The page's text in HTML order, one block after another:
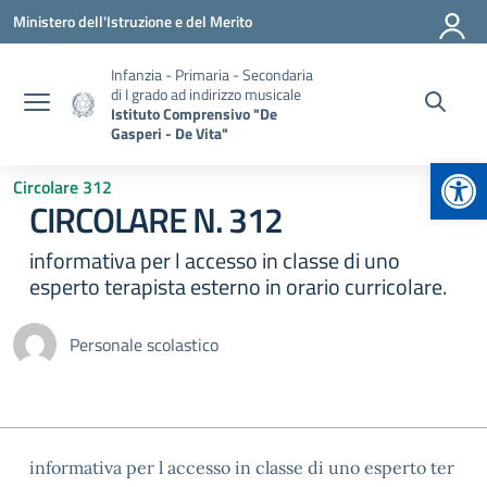
Vai ai contenuti
Vai al menu di navigazione
Vai al footer
Ministero dell'Istruzione e del Merito
Infanzia - Primaria - Secondaria
di I grado ad indirizzo musicale
Istituto Comprensivo "De
Gasperi - De Vita"
Circolare 312
CIRCOLARE N. 312
informativa per l accesso in classe di uno
esperto terapista esterno in orario curricolare.
Personale scolastico
informativa per l accesso in classe di uno esperto ter